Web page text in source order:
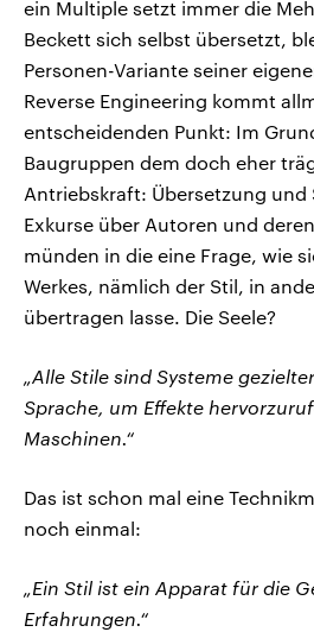
ein Multiple setzt immer die
Beckett sich selbst übersetzt,
Personen-Variante seiner
Reverse Engineering kommt
entscheidenden Punkt: Im
Baugruppen dem doch eher
Antriebskraft: Übersetzung und
Exkurse über Autoren und
münden in die eine Frage, wie
Werkes, nämlich der Stil, in
übertragen lasse. Die Seele?
„Alle Stile sind Systeme
Sprache, um Effekte
Maschinen.“
Das ist schon mal eine
noch einmal:
„Ein Stil ist ein Apparat für die
Erfahrungen.“